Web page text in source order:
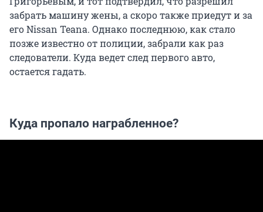
забрать машину жены, а скоро также приедут и за
его Nissan Teana. Однако последнюю, как стало
позже известно от полиции, забрали как раз
следователи. Куда ведет след первого авто,
остается гадать.
Куда пропало награбленное?